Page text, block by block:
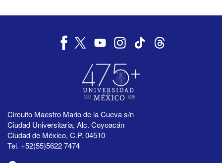
Circuito Maestro Mario de la Cueva s/n
Ciudad Universitaria, Alc. Coyoacán
Ciudad de México, C.P. 04510
Tel. +52(55)5622 7474